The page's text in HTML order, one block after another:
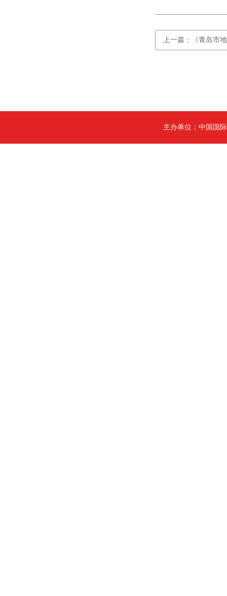
上一篇：《青岛市
主办单位：中国国